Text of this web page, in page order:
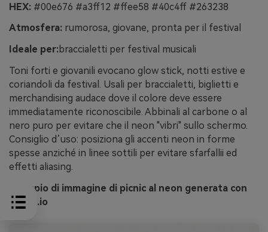
HEX: #00e676 #a3ff12 #ffee58 #40c4ff #263238
Atmosfera: rumorosa, giovane, pronta per il festival
Ideale per:braccialetti per festival musicali
Toni forti e giovanili evocano glow stick, notti estive e
coriandoli da festival. Usali per braccialetti, biglietti e
merchandising audace dove il colore deve essere
immediatamente riconoscibile. Abbinali al carbone o al
nero puro per evitare che il neon "vibri" sullo schermo.
Consiglio d’uso: posiziona gli accenti neon in forme
spesse anziché in linee sottili per evitare sfarfallii ed
effetti aliasing.
Esempio di immagine di picnic al neon generata con
media.io